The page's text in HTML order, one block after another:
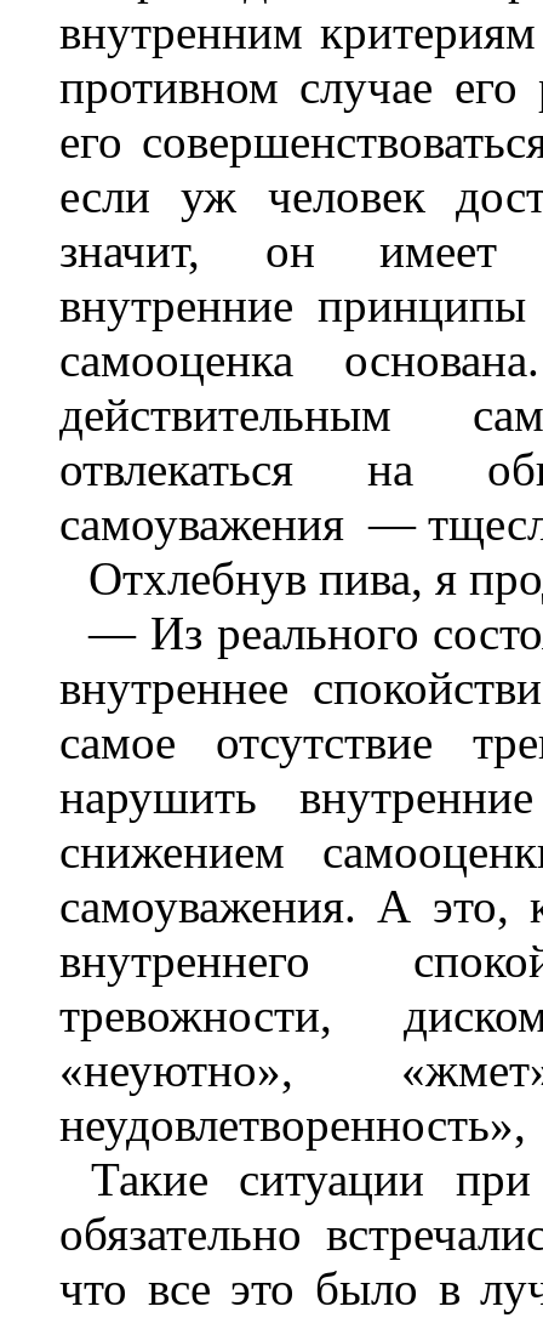
внутренним
противном случае его
его
если уж человек
значит, он имеет
внутренние
самооценка
действительным
отвлекаться на
самоуважения —
Отхлебнув пива, я
— Из реального
внутреннее
самое отсутствие
нарушить
снижением
самоуважения. А это,
внутреннего
тревожности,
«неуютно»,
Такие ситуации
обязательно
что все это было в